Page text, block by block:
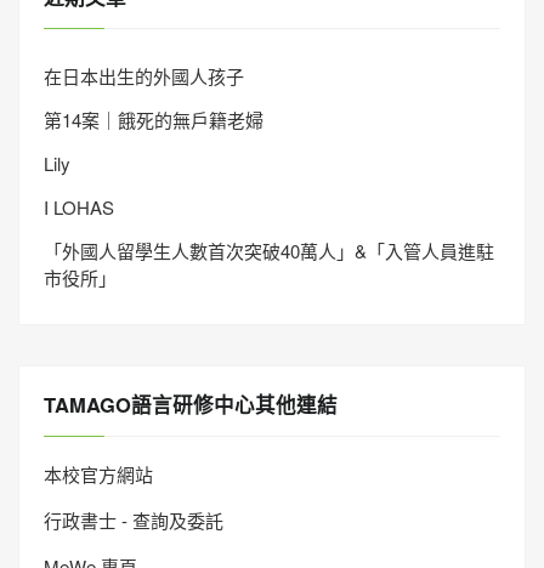
在日本出生的外國人孩子
第14案｜餓死的無戶籍老婦
Lily
I LOHAS
「外國人留學生人數首次突破40萬人」&「入管人員進駐
市役所」
TAMAGO語言研修中心其他連結
本校官方網站
行政書士 - 查詢及委託